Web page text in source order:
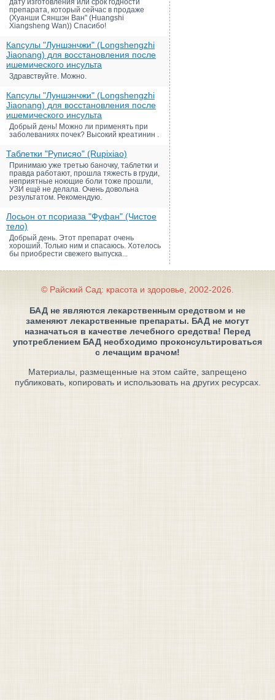
дату изготовления или срок годности
препарата, который сейчас в продаже
(Хуанши Сяншэн Ван" (Huangshi
Xiangsheng Wan)) Спасибо!
Капсулы "Луншэнчжи" (Longshengzhi
Jiaonang) для восстановления после
ишемического инсульта
Здравствуйте. Можно.
Капсулы "Луншэнчжи" (Longshengzhi
Jiaonang) для восстановления после
ишемического инсульта
Добрый день! Можно ли применять при
заболеваниях почек? Высокий креатинин .
Таблетки "Руписяо" (Rupixiao)
Принимаю уже третью баночку, таблетки и
правда работают, прошла тяжесть в груди,
неприятные ноющие боли тоже прошли,
УЗИ ещё не делала. Очень довольна
результатом. Рекомендую.
Лосьон от псориаза "Фуфан" (Чистое
тело)
Добрый день. Этот препарат очень
хороший. Только ним и спасаюсь. Хотелось
бы приобрести свежего выпуска...
© Райский Сад: красота и здоровье, 2002-2026.
БАД не являются лекарственным средством и не
заменяют лекарственные препараты. БАД не могут
назначаться в качестве лечебного средства! Перед
употреблением БАД необходимо проконсультироваться
с лечащим врачом!
Материалы, размещенные на этом сайте, запрещено
публиковать, копировать и использовать на других ресурсах.